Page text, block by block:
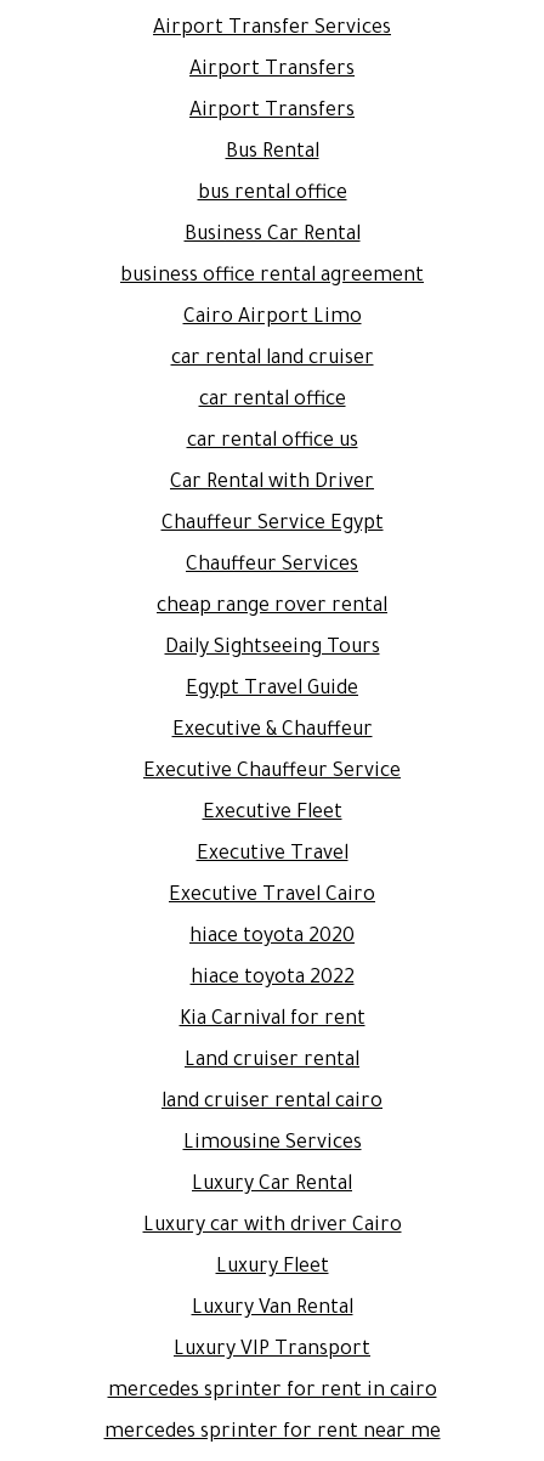
Airport Transfer Services
Airport Transfers
Airport Transfers
Bus Rental
bus rental office
Business Car Rental
business office rental agreement
Cairo Airport Limo
car rental land cruiser
car rental office
car rental office us
Car Rental with Driver
Chauffeur Service Egypt
Chauffeur Services
cheap range rover rental
Daily Sightseeing Tours
Egypt Travel Guide
Executive & Chauffeur
Executive Chauffeur Service
Executive Fleet
Executive Travel
Executive Travel Cairo
hiace toyota 2020
hiace toyota 2022
Kia Carnival for rent
Land cruiser rental
land cruiser rental cairo
Limousine Services
Luxury Car Rental
Luxury car with driver Cairo
Luxury Fleet
Luxury Van Rental
Luxury VIP Transport
mercedes sprinter for rent in cairo
mercedes sprinter for rent near me